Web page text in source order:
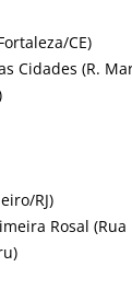
CE)
Cidades (R.
RJ)
Rosal